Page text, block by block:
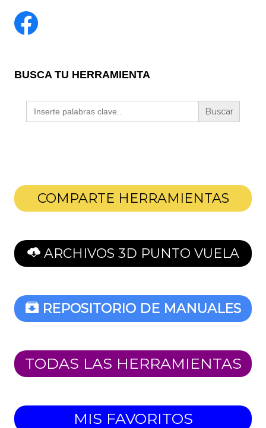
BUSCA TU HERRAMIENTA
Buscar:
COMPARTE HERRAMIENTAS
ARCHIVOS 3D PUNTO VUELA
REPOSITORIO DE MANUALES
TODAS LAS HERRAMIENTAS
MIS FAVORITOS